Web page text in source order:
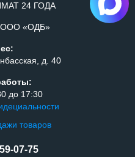
24 ГОДА
ООО «ОДБ»
д. 40
до 17:30
товаров
07-75